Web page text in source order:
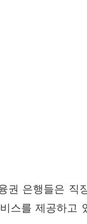
권 은행들은 직
스를 제공하고